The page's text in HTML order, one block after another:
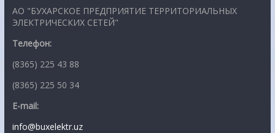
АО "БУХАРСКОЕ ПРЕДПРИЯТИЕ ТЕРРИТОРИАЛЬНЫХ
ЭЛЕКТРИЧЕСКИХ СЕТЕЙ"
Телефон:
(8365) 225 43 88
(8365) 225 50 34
E-mail:
info@buxelektr.uz